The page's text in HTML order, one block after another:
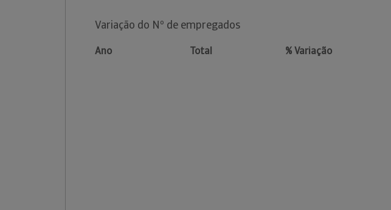
Variação do Nº de empregados
Ano Total % Variação